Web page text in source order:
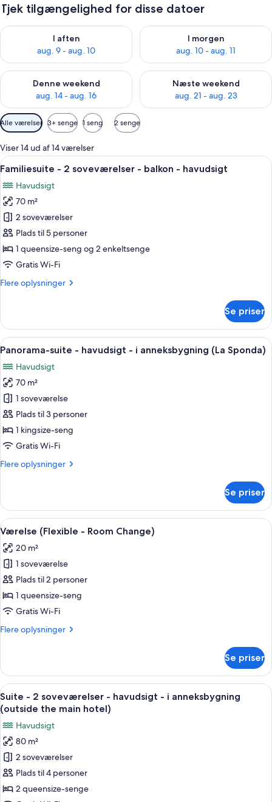
Tjek tilgængelighed for disse datoer
I aften
aug. 9 - aug. 10
Tjek tilgængelighed for i aften aug. 9 - aug. 10
I morgen
aug. 10 - aug. 11
Tjek tilgængelighed for i
Denne weekend
aug. 14 - aug. 16
Tjek tilgængelighed for denne weekend aug. 14 - aug. 16
Næste weekend
aug. 21 - aug. 23
Tjek tilgængelighed for næste
Tilgængelige
filtre
for
værelser
Alle værelser 3+ senge 1 seng 2 senge
Viser 14 ud af 14 værelser
Indlæs
alle
billeder
af
Familiesuite
-
2
soveværelser
balkon
Et hotelværelse med en stor seng,
12
Familiesuite - 2 soveværelser - balkon - havudsigt
Havudsigt
70 m²
2 soveværelser
Plads til 5 personer
1 queensize-seng og 2 enkeltsenge
Gratis Wi-Fi
Flere oplysninger
Flere
-
soveværelser
balkon
havudsigt
Se priser
Indlæs
alle
billeder
af
Panorama-
suite
-
havudsigt
i
Sponda)
Et soveværelse med en stor seng,
11
Panorama-suite - havudsigt - i anneksbygning (La Sponda)
Havudsigt
70 m²
1 soveværelse
Plads til 3 personer
1 kingsize-seng
Gratis Wi-Fi
Flere oplysninger
Flere
suite
havudsigt
anneksbygning
(La
Sponda)
Se priser
Indlæs
alle
billeder
af
Værelse
(Flexible
-
Change)
Et pænt møbleret hotelværelse med
4
Værelse (Flexible - Room Change)
20 m²
1 soveværelse
Plads til 2 personer
1 queensize-seng
Gratis Wi-Fi
Flere oplysninger
Flere
(Flexible
Room
Change)
Se priser
Indlæs
alle
billeder
af
Suite
-
2
soveværelser
En balkon med liggestole og et
16
Suite - 2 soveværelser - havudsigt - i anneksbygning
(outside the main hotel)
Havudsigt
80 m²
2 soveværelser
Plads til 4 personer
2 queensize-senge